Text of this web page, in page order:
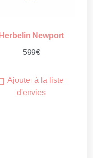
Herbelin Newport
599€
Ajouter à la liste
d'envies